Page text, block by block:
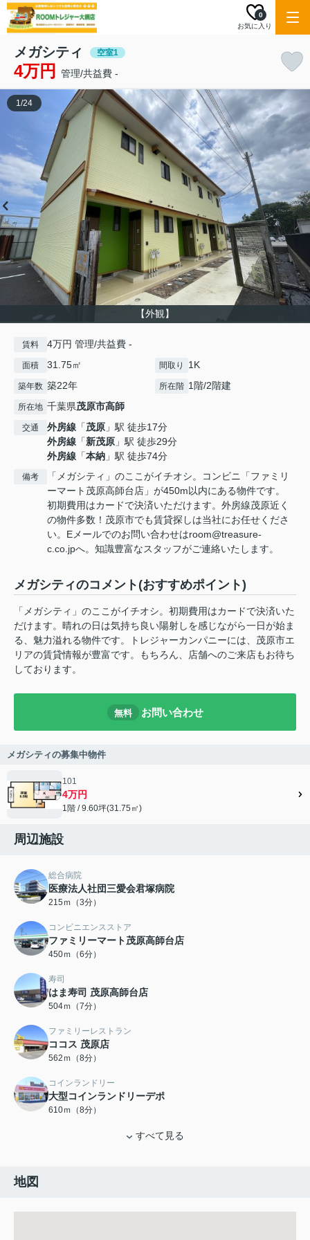
お気に入り
0
メガシティ 空室1
4万円 管理/共益費 -
【外観】
1/24
賃料 4万円 管理/共益費 -
面積 31.75㎡ 間取り 1K
築年数 築22年 所在階 1階/2階建
所在地 千葉県茂原市高師
交通 外房線 「茂原 」駅 徒歩17分
外房線 「新茂原 」駅 徒歩29分
外房線 「本納 」駅 徒歩74分
備考
「メガシティ」のここがイチオシ。コンビニ「ファミリ
ーマート茂原高師台店」が450m以内にある物件です。
初期費用はカードで決済いただけます。外房線茂原近く
の物件多数！茂原市でも賃貸探しは当社にお任せくださ
い。Eメールでのお問い合わせはroom@treasure-
c.co.jpへ。知識豊富なスタッフがご連絡いたします。
メガシティのコメント(おすすめポイント)
「メガシティ」のここがイチオシ。初期費用はカードで決済いた
だけます。晴れの日は気持ち良い陽射しを感じながら一日が始ま
る、魅力溢れる物件です。トレジャーカンパニーには、茂原市エ
リアの賃貸情報が豊富です。もちろん、店舗へのご来店もお待ち
しております。
無料 お問い合わせ
メガシティの募集中物件
101
4万円
1階 / 9.60坪(31.75㎡)
周辺施設
総合病院
医療法人社団三愛会君塚病院
215ｍ（3分）
コンビニエンスストア
ファミリーマート茂原高師台店
450ｍ（6分）
寿司
はま寿司 茂原高師台店
504ｍ（7分）
ファミリーレストラン
ココス 茂原店
562ｍ（8分）
コインランドリー
大型コインランドリーデポ
610ｍ（8分）
すべて見る
地図